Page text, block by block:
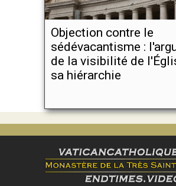
Objection contre le
sédévacantisme :
de la visibilité de
sa hiérarchie